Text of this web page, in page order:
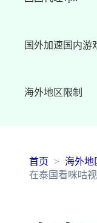
国外加速国内游
海外地区限制
首页
海外地
在泰国看咪咕